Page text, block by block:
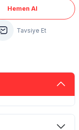
Hemen Al
Tavsiye Et